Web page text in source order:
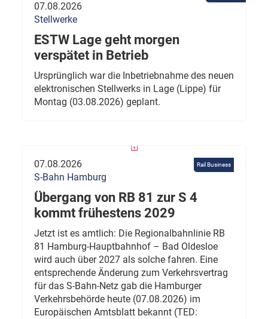
07.08.2026
Stellwerke
ESTW Lage geht morgen
verspätet in Betrieb
Ursprünglich war die Inbetriebnahme des neuen
elektronischen Stellwerks in Lage (Lippe) für
Montag (03.08.2026) geplant.
Rail Business
07.08.2026
S-Bahn Hamburg
Übergang von RB 81 zur S 4
kommt frühestens 2029
Jetzt ist es amtlich: Die Regionalbahnlinie RB
81 Hamburg-Hauptbahnhof – Bad Oldesloe
wird auch über 2027 als solche fahren. Eine
entsprechende Änderung zum Verkehrsvertrag
für das S-Bahn-Netz gab die Hamburger
Verkehrsbehörde heute (07.08.2026) im
Europäischen Amtsblatt bekannt (TED: